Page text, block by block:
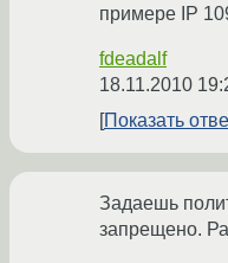
примере IP
fdeadalf
18.11.2010
Показать
Задаешь
запрещено.